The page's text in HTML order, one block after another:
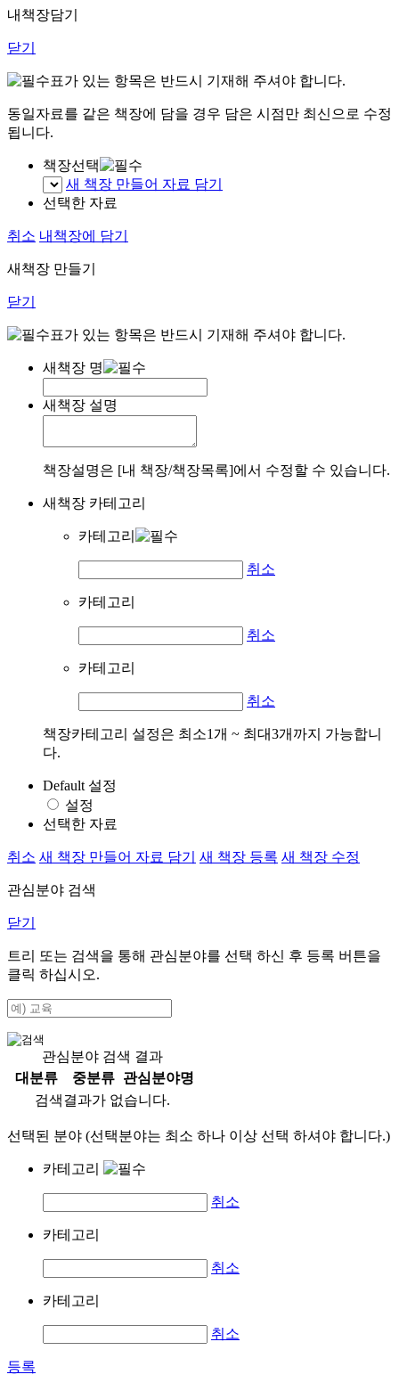
내책장담기
닫기
표가 있는 항목은 반드시 기재해 주셔야 합니다.
동일자료를 같은 책장에 담을 경우 담은 시점만 최신으로 수정
됩니다.
책장선택
새 책장 만들어 자료 담기
선택한 자료
취소 내책장에 담기
새책장 만들기
닫기
표가 있는 항목은 반드시 기재해 주셔야 합니다.
새책장 명
새책장 설명
책장설명은 [내 책장/책장목록]에서 수정할 수 있습니다.
새책장 카테고리
카테고리
취소
카테고리
취소
카테고리
취소
책장카테고리 설정은 최소1개 ~ 최대3개까지 가능합니
다.
Default 설정
설정
선택한 자료
취소 새 책장 만들어 자료 담기 새 책장 등록 새 책장 수정
관심분야 검색
닫기
트리 또는 검색을 통해 관심분야를 선택 하신 후 등록 버튼을
클릭 하십시오.
관심분야 검색 결과
대분류
중분류
관심분야명
검색결과가 없습니다.
선택된 분야 (선택분야는 최소 하나 이상 선택 하셔야 합니다.)
카테고리
취소
카테고리
취소
카테고리
취소
등록